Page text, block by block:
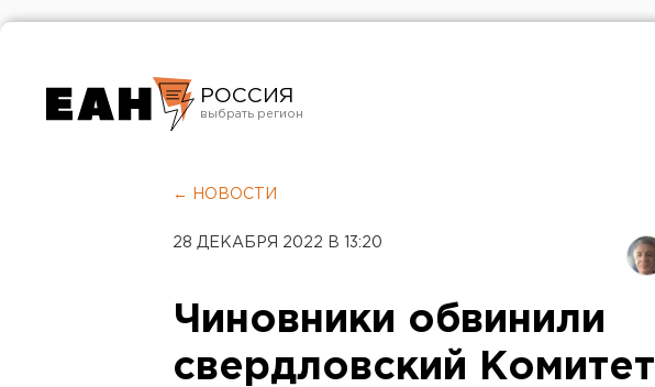
РОССИЯ
Челябинск
← НОВОСТИ
28 ДЕКАБРЯ 2022 В 13:20
Чиновники обвинили
свердловский Комитет